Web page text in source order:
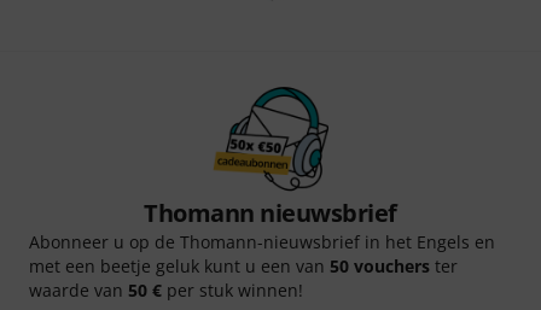
Thomann nieuwsbrief
Abonneer u op de Thomann-nieuwsbrief in het Engels en
met een beetje geluk kunt u een van 50 vouchers ter
waarde van 50 € per stuk winnen!